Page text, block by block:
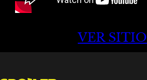
VER SITIO